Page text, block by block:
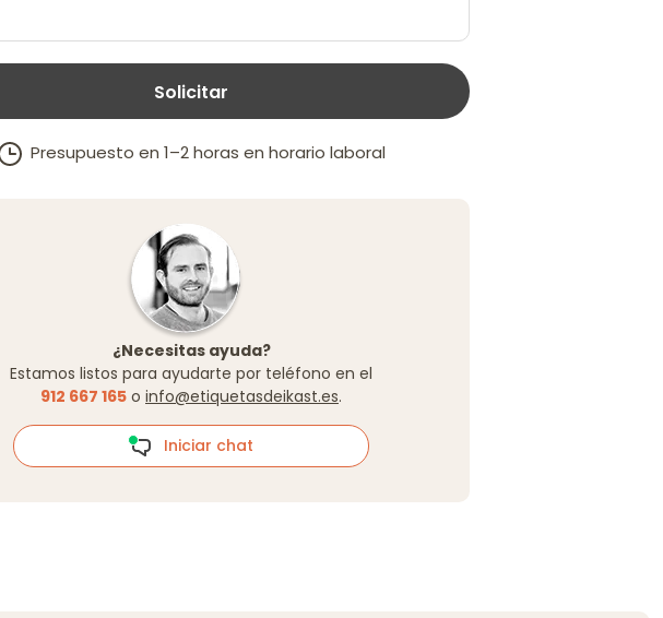
Solicitar
Presupuesto en 1–2 horas en horario laboral
¿Necesitas ayuda?
Estamos listos para ayudarte por teléfono en el
912 667 165 o info@etiquetasdeikast.es.
Iniciar chat